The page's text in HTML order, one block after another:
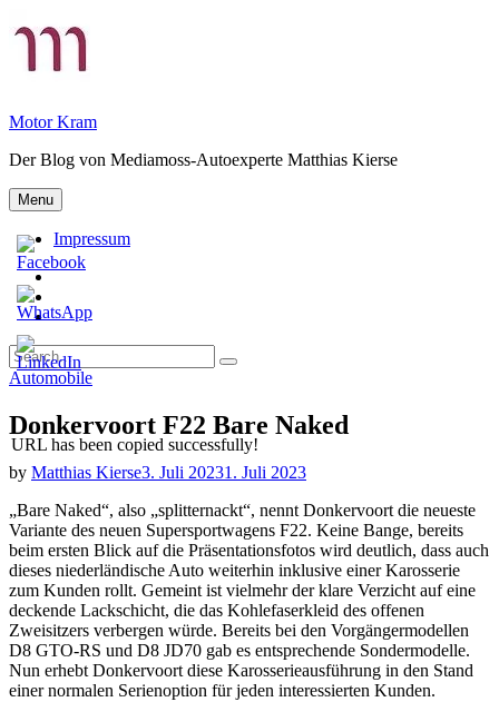
to
Motor Kram
Der Blog von Mediamoss-Autoexperte Matthias Kierse
Menu
Impressum
Privatsphäre-
ändern
der
Einstellungen
Einwilligungen
Search
for:
Search
Categories
Automobile
Donkervoort F22 Bare Naked
by Matthias Kierse3. Juli 20231. Juli 2023
„Bare Naked“, also „splitternackt“, nennt Donkervoort die neueste
Variante des neuen Supersportwagens F22. Keine Bange, bereits
beim ersten Blick auf die Präsentationsfotos wird deutlich, dass auch
dieses niederländische Auto weiterhin inklusive einer Karosserie
zum Kunden rollt. Gemeint ist vielmehr der klare Verzicht auf eine
deckende Lackschicht, die das Kohlefaserkleid des offenen
Zweisitzers verbergen würde. Bereits bei den Vorgängermodellen
D8 GTO-RS und D8 JD70 gab es entsprechende Sondermodelle.
Nun erhebt Donkervoort diese Karosserieausführung in den Stand
einer normalen Serienoption für jeden interessierten Kunden.
URL has been copied successfully!